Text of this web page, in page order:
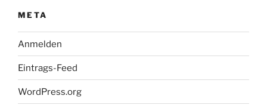
META
Anmelden
Eintrags-Feed
WordPress.org